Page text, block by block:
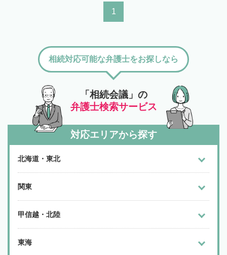
1
「相続会議」の
弁護士検索サービス
相続対応可能な弁護士をお探しなら
対応エリアから探す
北海道・東北
関東
甲信越・北陸
東海